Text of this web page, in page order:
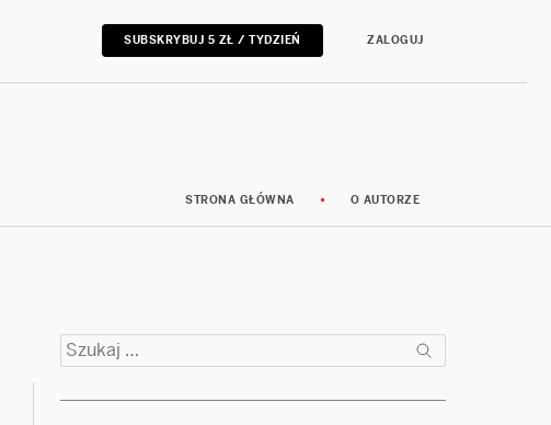
SUBSKRYBUJ 5 ZŁ / TYDZIEŃ ZALOGUJ
STRONA GŁÓWNA O AUTORZE
Szukaj: